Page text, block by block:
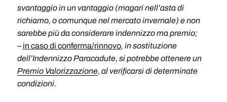
svantaggio in un vantaggio (magari nell’asta di
richiamo, o comunque nel mercato invernale) e non
sarebbe più da considerare indennizzo ma premio;
– in caso di conferma/rinnovo, in sostituzione
dell’Indennizzo Paracadute, si potrebbe ottenere un
Premio Valorizzazione, al verificarsi di determinate
condizioni.